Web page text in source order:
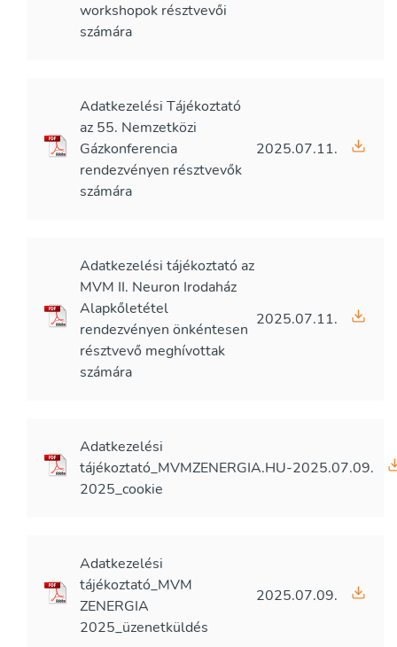
workshopok résztvevői
számára
Adatkezelési Tájékoztató
az 55. Nemzetközi
Gázkonferencia
rendezvényen résztvevők
számára
2025.07.11.
Adatkezelési tájékoztató az
MVM II. Neuron Irodaház
Alapkőletétel
rendezvényen önkéntesen
résztvevő meghívottak
számára
2025.07.11.
Adatkezelési
tájékoztató_MVMZENERGIA.HU-
2025_cookie
2025.07.09.
Adatkezelési
tájékoztató_MVM
ZENERGIA
2025_üzenetküldés
2025.07.09.